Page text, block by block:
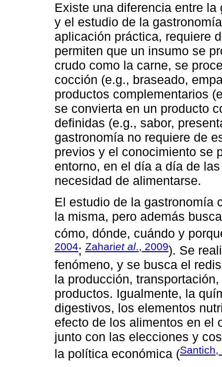
Existe una diferencia entre
y el estudio de la
aplicación práctica, requiere
permiten que un insumo se
crudo como la carne, se
cocción (e.g., braseado,
productos complementarios
se convierta en un producto
definidas (e.g., sabor,
gastronomía no requiere de
previos y el conocimiento se
entorno, en el día a día de
necesidad de alimentarse.
El estudio de la gastronomía
la misma, pero además
cómo, dónde, cuándo y
2004; Zahariet al., 2009). Se
fenómeno, y se busca el
la producción,
productos. Igualmente, la
digestivos, los elementos
efecto de los alimentos en el
junto con las elecciones y
la política económica (Santich,